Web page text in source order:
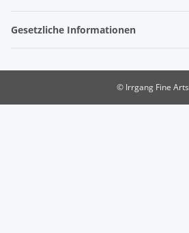
Gesetzliche Informationen
© Irrgang Fine Arts